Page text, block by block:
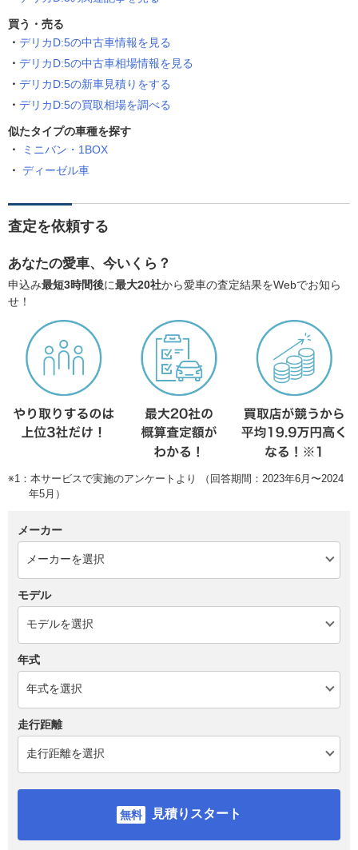
買う・売る
デリカD:5の中古車情報を見る
デリカD:5の中古車相場情報を見る
デリカD:5の新車見積りをする
デリカD:5の買取相場を調べる
似たタイプの車種を探す
ミニバン・1BOX
ディーゼル車
査定を依頼する
あなたの愛車、今いくら？
申込み最短3時間後に最大20社から愛車の査定結果をWebでお知ら
せ！
※1：本サービスで実施のアンケートより （回答期間：2023年6月〜2024
年5月）
メーカー
モデル
年式
走行距離
見積りスタート